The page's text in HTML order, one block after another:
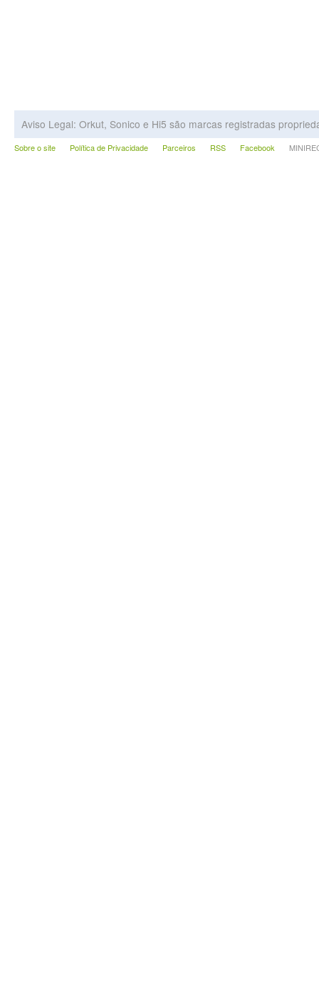
Aviso Legal: Orkut, Sonico e Hi5 são marcas registradas
Sobre o site Política de Privacidade Parceiros RSS Facebook